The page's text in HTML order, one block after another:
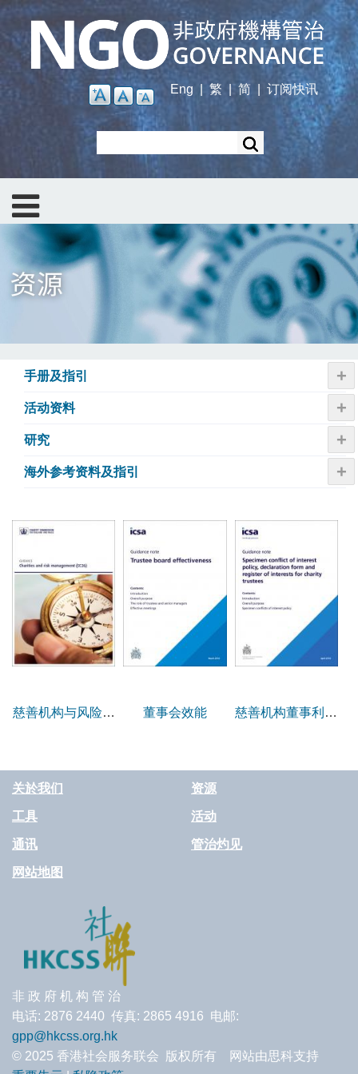
Skip
main
content
Eng
繁 | 简 订阅快讯
手册及指引 +
活动资​​料 +
研究 +
海外参考资料及指引 +
慈善机构与风险管
董事会效能
慈善机构董事利益
关於我们 资源
工具 活动
通讯 管治灼见
网站地图
非 政 府 机 构 管 治
电话: 2876 2440 传真: 2865 4916 电邮:
gpp@hkcss.org.hk
© 2025 香港社会服务联会 版权所有 网站由思科支持